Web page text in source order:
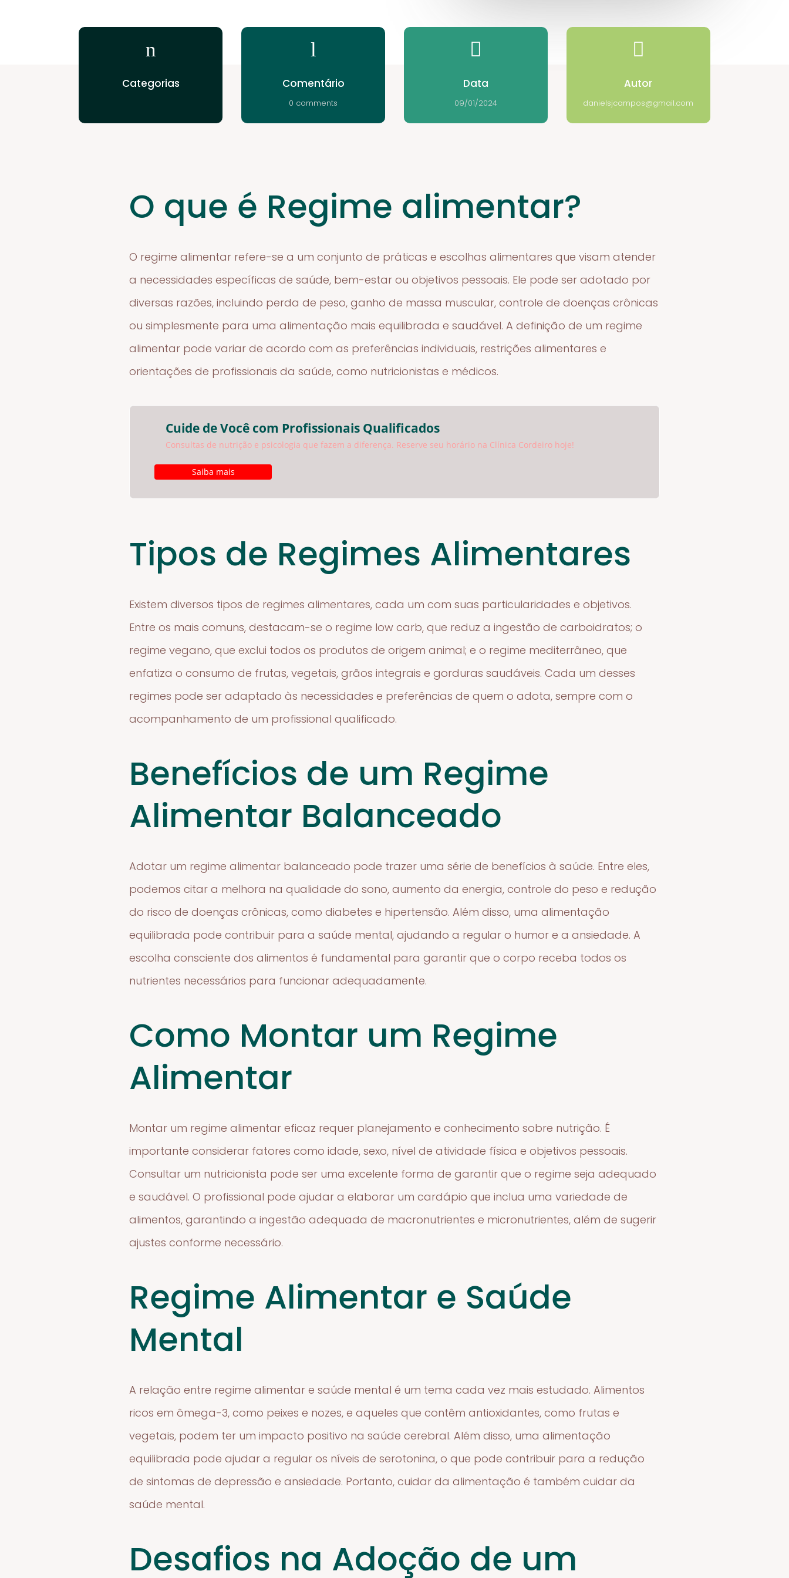
n
Categorias
l
Comentário
0 comments

Data
09/01/2024

Autor
danielsjcampos@gmail.com
O que é Regime alimentar?
O regime alimentar refere-se a um conjunto de práticas e escolhas alimentares que visam atender
a necessidades específicas de saúde, bem-estar ou objetivos pessoais. Ele pode ser adotado por
diversas razões, incluindo perda de peso, ganho de massa muscular, controle de doenças crônicas
ou simplesmente para uma alimentação mais equilibrada e saudável. A definição de um regime
alimentar pode variar de acordo com as preferências individuais, restrições alimentares e
orientações de profissionais da saúde, como nutricionistas e médicos.
Cuide de Você com Profissionais Qualificados
Consultas de nutrição e psicologia que fazem a diferença. Reserve seu horário na Clínica Cordeiro hoje!
Saiba mais
Tipos de Regimes Alimentares
Existem diversos tipos de regimes alimentares, cada um com suas particularidades e objetivos.
Entre os mais comuns, destacam-se o regime low carb, que reduz a ingestão de carboidratos; o
regime vegano, que exclui todos os produtos de origem animal; e o regime mediterrâneo, que
enfatiza o consumo de frutas, vegetais, grãos integrais e gorduras saudáveis. Cada um desses
regimes pode ser adaptado às necessidades e preferências de quem o adota, sempre com o
acompanhamento de um profissional qualificado.
Benefícios de um Regime
Alimentar Balanceado
Adotar um regime alimentar balanceado pode trazer uma série de benefícios à saúde. Entre eles,
podemos citar a melhora na qualidade do sono, aumento da energia, controle do peso e redução
do risco de doenças crônicas, como diabetes e hipertensão. Além disso, uma alimentação
equilibrada pode contribuir para a saúde mental, ajudando a regular o humor e a ansiedade. A
escolha consciente dos alimentos é fundamental para garantir que o corpo receba todos os
nutrientes necessários para funcionar adequadamente.
Como Montar um Regime
Alimentar
Montar um regime alimentar eficaz requer planejamento e conhecimento sobre nutrição. É
importante considerar fatores como idade, sexo, nível de atividade física e objetivos pessoais.
Consultar um nutricionista pode ser uma excelente forma de garantir que o regime seja adequado
e saudável. O profissional pode ajudar a elaborar um cardápio que inclua uma variedade de
alimentos, garantindo a ingestão adequada de macronutrientes e micronutrientes, além de sugerir
ajustes conforme necessário.
Regime Alimentar e Saúde
Mental
A relação entre regime alimentar e saúde mental é um tema cada vez mais estudado. Alimentos
ricos em ômega-3, como peixes e nozes, e aqueles que contêm antioxidantes, como frutas e
vegetais, podem ter um impacto positivo na saúde cerebral. Além disso, uma alimentação
equilibrada pode ajudar a regular os níveis de serotonina, o que pode contribuir para a redução
de sintomas de depressão e ansiedade. Portanto, cuidar da alimentação é também cuidar da
saúde mental.
Desafios na Adoção de um